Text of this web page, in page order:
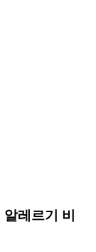
레르기 비